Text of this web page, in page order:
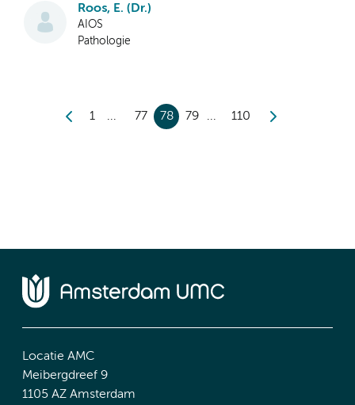
Roos, E. (Dr.)
AIOS
Pathologie
1 77 78 79 110
Locatie AMC
Meibergdreef 9
1105 AZ Amsterdam